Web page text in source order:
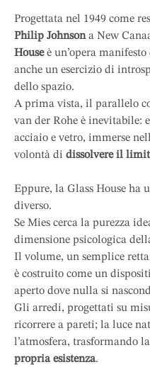
Progettata nel 1949 come
Philip Johnsona New
Houseè un’opera
anche un esercizio di
dello spazio.
A prima vista, il parallelo
van der Rohe è inevitabile:
acciaio e vetro, immerse
volontà di dissolvere il
Eppure, la Glass House ha
diverso.
Se Mies cerca la purezza
dimensione psicologica
Il volume, un semplice
è costruito come un
aperto dove nulla si
Gli arredi, progettati su
ricorrere a pareti; la luce
l’atmosfera, trasformando
propria esistenza.